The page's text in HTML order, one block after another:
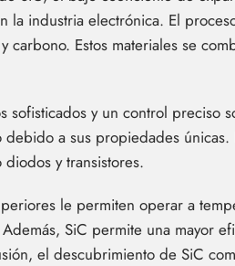
la industria electrónica. El
carbono. Estos materiales se
sofisticados y un control preciso
debido a sus propiedades
y transistores.
le permiten operar a
SiC permite una mayor
el descubrimiento de SiC